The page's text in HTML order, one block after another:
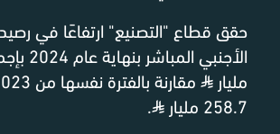
حقق قطاع "التصنيع" ارتفاعًا في رصيد
مليار ⃁
258.7 مليار
⃁
.